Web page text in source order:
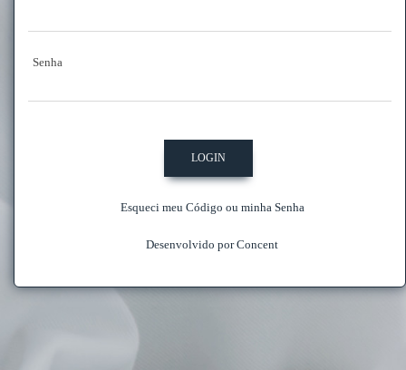
Senha
Esqueci meu Código ou minha Senha
Desenvolvido por Concent